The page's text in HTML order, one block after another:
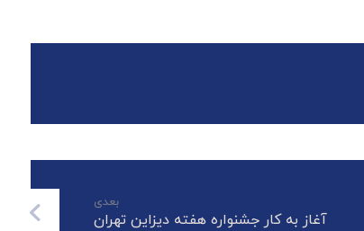
بعدی
آغاز به کار جشنواره هفته دیزاین تهران